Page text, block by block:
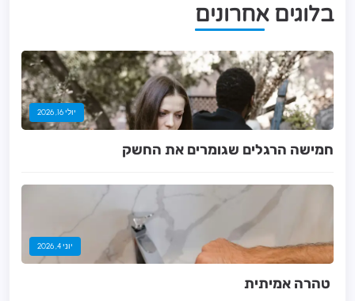
בלוגים אחרונים
יולי 16, 2026
חמישה הרגלים שגומרים את החשק
יוני 4, 2026